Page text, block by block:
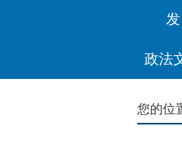
发
政法
您的位